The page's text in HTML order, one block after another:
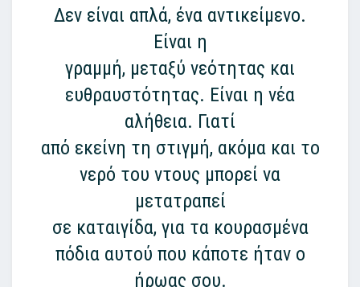
Δεν είναι απλά, ένα αντικείμενο.
Είναι η
γραμμή, μεταξύ νεότητας και
ευθραυστότητας. Είναι η νέα
αλήθεια. Γιατί
από εκείνη τη στιγμή, ακόμα και το
νερό του ντους μπορεί να
μετατραπεί
σε καταιγίδα, για τα κουρασμένα
πόδια αυτού που κάποτε ήταν ο
ήρωας σου.